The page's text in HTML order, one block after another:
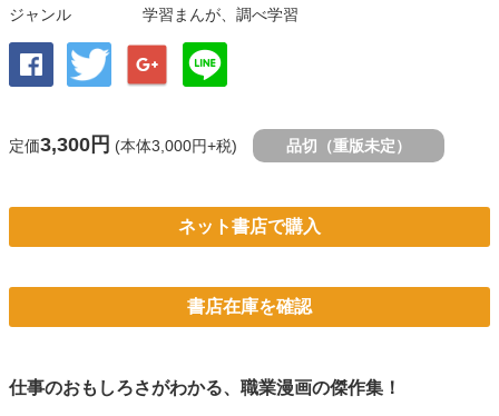
ジャンル
学習まんが 調べ学習
定価3,300円 (本体3,000円+税) 品切（重版未定）
ネット書店で購入
書店在庫を確認
仕事のおもしろさがわかる、職業漫画の傑作集！